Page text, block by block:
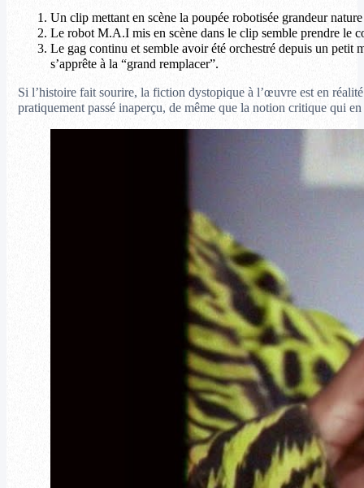
Un clip mettant en scène la poupée robotisée grandeur
Le robot M.A.I mis en scène dans le clip semble prendre le
Le gag continu et semble avoir été orchestré depuis un petit
s’apprête à la “grand remplacer”.
Si l’histoire fait sourire, la fiction dystopique à l’œuvre est en
pratiquement passé inaperçu, de même que la notion critique qui